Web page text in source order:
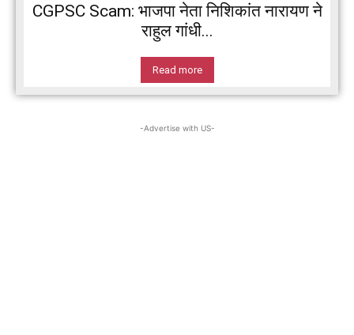
CGPSC Scam: भाजपा नेता निशिकांत नारायण ने
राहुल गांधी...
Read more
-Advertise with US-